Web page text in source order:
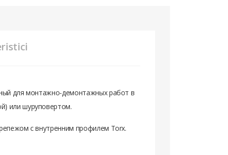
для монтажно-демонтажных работ в
или шуруповертом.
с внутренним профилем Torx.